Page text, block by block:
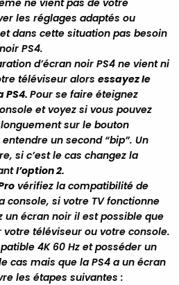
ne vient pas de votre
les réglages adaptés ou
dans cette situation pas besoin
PS4.
d’écran noir PS4 ne vient ni
téléviseur alors essayez le
PS4. Pour se faire éteignez
et voyez si vous pouvez
sur le bouton
un second “bip”. Un
si c’est le cas changez la
l’option 2.
vérifiez la compatibilité de
console, si votre TV fonctionne
un écran noir il est possible que
téléviseur ou votre console.
4K 60 Hz et posséder un
cas mais que la PS4 a un écran
les étapes suivantes :